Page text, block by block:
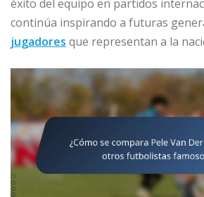
éxito del equipo en partidos
continúa inspirando a futuras
jugadores que representan a la